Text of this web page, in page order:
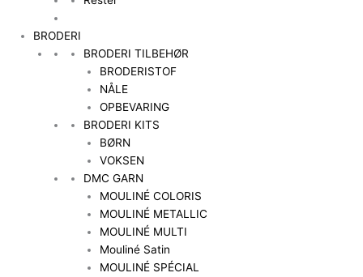
BRODERI
BRODERI TILBEHØR
BRODERISTOF
NÅLE
OPBEVARING
BRODERI KITS
BØRN
VOKSEN
DMC GARN
MOULINÉ COLORIS
MOULINÉ METALLIC
MOULINÉ MULTI
Mouliné Satin
MOULINÉ SPÉCIAL